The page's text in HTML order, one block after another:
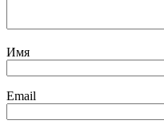
Имя
Email